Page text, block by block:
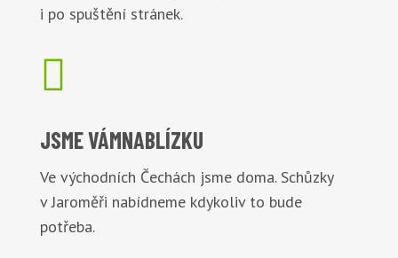
i po spuštění stránek.

JSME VÁMNABLÍZKU
Ve východních Čechách jsme doma. Schůzky
v Jaroměři nabídneme kdykoliv to bude
potřeba.